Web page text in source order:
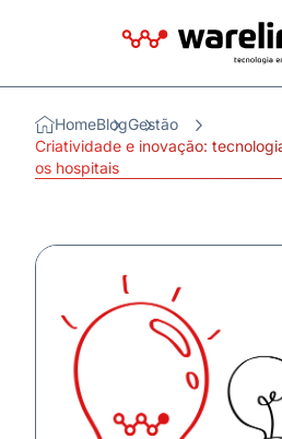
HomeBlogGestão
Criatividade e inovação:
os hospitais